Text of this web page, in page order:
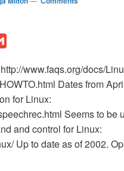
a
i
l
www.faqs.org/docs/
Dates from
for Linux:
Seems to be
and control for Linux:
Up to date as of 2002.
– Post histórico com